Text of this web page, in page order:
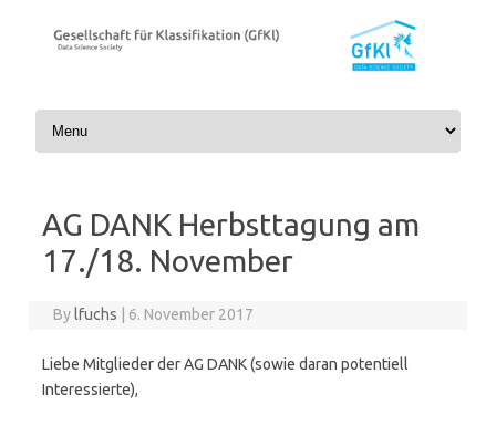
Skip to content
AG DANK Herbsttagung am
17./18. November
By lfuchs 6. November 2017
Liebe Mitglieder der AG DANK (sowie daran potentiell
Interessierte),